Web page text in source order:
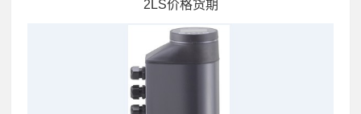
2LS价格货期